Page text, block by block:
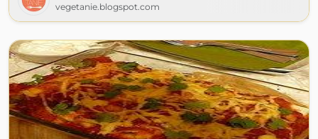
vegetanie.blogspot.com